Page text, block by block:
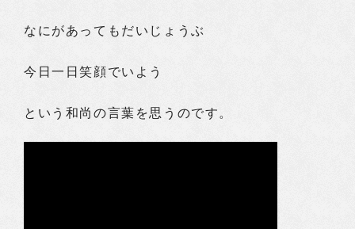
なにがあってもだいじょうぶ
今日一日笑顔でいよう
という和尚の言葉を思うのです。